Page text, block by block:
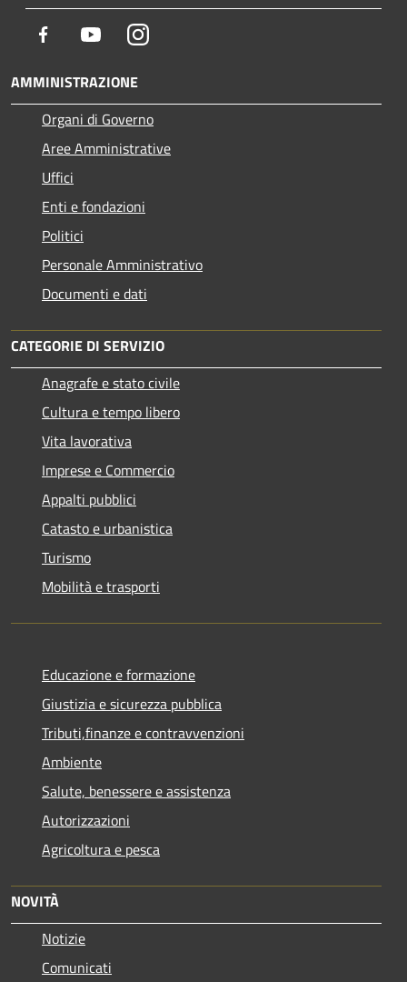
Facebook YoutubeInstagram
AMMINISTRAZIONE
Organi di Governo
Aree Amministrative
Uffici
Enti e fondazioni
Politici
Personale Amministrativo
Documenti e dati
CATEGORIE DI SERVIZIO
Anagrafe e stato civile
Cultura e tempo libero
Vita lavorativa
Imprese e Commercio
Appalti pubblici
Catasto e urbanistica
Turismo
Mobilità e trasporti
Educazione e formazione
Giustizia e sicurezza pubblica
Tributi,finanze e contravvenzioni
Ambiente
Salute, benessere e assistenza
Autorizzazioni
Agricoltura e pesca
NOVITÀ
Notizie
Comunicati